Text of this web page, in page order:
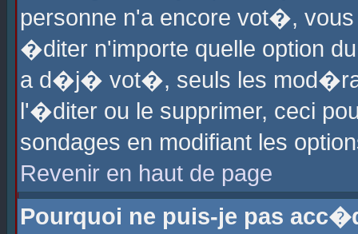
personne n'a encore vot�,
�diter n'importe quelle option
a d�j� vot�, seuls les
l'�diter ou le supprimer, ceci
sondages en modifiant les
Revenir en haut de page
Pourquoi ne puis-je pas